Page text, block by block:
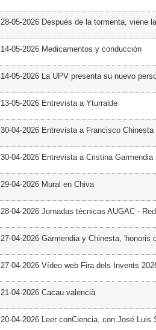
28-05-2026 Después de la tormenta, viene
14-05-2026 Medicamentos y conducción
14-05-2026 La UPV presenta su nuevo
13-05-2026 Entrevista a Yturralde
30-04-2026 Entrevista a Francisco Chinesta
30-04-2026 Entrevista a Cristina Garmendia
29-04-2026 Mural en Chiva
28-04-2026 Jornadas técnicas AUGAC -
27-04-2026 Garmendia y Chinesta, 'honoris
27-04-2026 Vídeo web Fira dels Invents
21-04-2026 Cacau valencià
20-04-2026 Leer conCiencia, con José Luis